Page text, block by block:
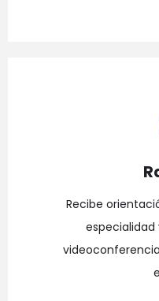
Recibe